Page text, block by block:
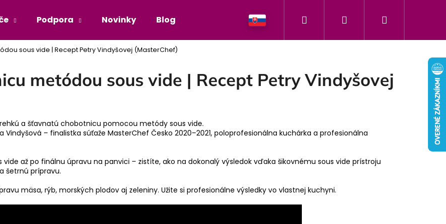
Podpora Novinky Blog Príbeh našej značky Hľadať PrihlásenieNákupný
sous vide | Recept Petry Vindyšovej (MasterChef)
metódou sous vide | Recept Petry Vindyšovej
a šťavnatú chobotnicu pomocou metódy sous vide.
– finalistka súťaže MasterChef Česko 2020–2021, poloprofesionálna kuchárka a profesionálna
až po finálnu úpravu na panvici – zistíte, ako na dokonalý výsledok vďaka šikovnému sous vide prístroju
šetrnú prípravu.
mäsa, rýb, morských plodov aj zeleniny. Užite si profesionálne výsledky vo vlastnej kuchyni.
Čo potrebujete nájsť?